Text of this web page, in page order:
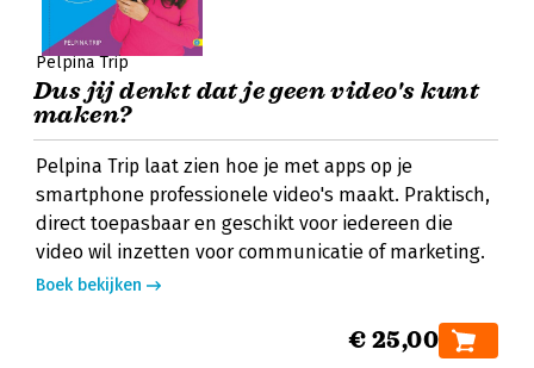
Pelpina Trip
Dus jij denkt dat je geen video's kunt
maken?
Pelpina Trip laat zien hoe je met apps op je
smartphone professionele video's maakt. Praktisch,
direct toepasbaar en geschikt voor iedereen die
video wil inzetten voor communicatie of marketing.
Boek bekijken
€ 25,00